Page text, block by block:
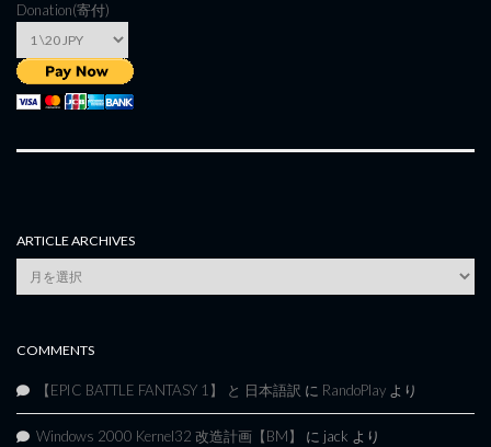
Donation(寄付)
ARTICLE ARCHIVES
Article
Archives
COMMENTS
【EPIC BATTLE FANTASY 1】 と 日本語訳 に RandoPlay より
Windows 2000 Kernel32 改造計画【BM】 に jack より